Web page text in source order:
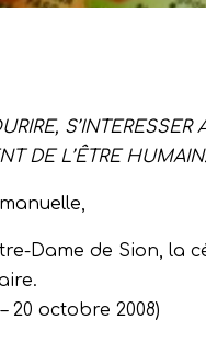
S’INTERESSER
DE L’ÊTRE HUMAIN.
Dame de Sion, la
20 octobre 2008)